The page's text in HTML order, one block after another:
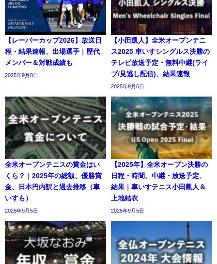
【レーバーカップ2026】放送日
程・結果速報、出場選手｜歴代
メンバー＆対戦成績も
2025年9月8日
【小田凱人】全米オープンテニ
ス2025 車いすシングルス決勝の
テレビ放送予定・無料中継(ライ
ブ/見逃し配信)、結果速報
2025年9月6日
全米オープンテニスの賞金はい
くら？｜2025年の総額、優勝賞
金、日本円内訳と過去推移（車
いすも）
2025年9月5日
【2025年】全米オープン決勝の
日程・時間、中継・放送予定、
結果｜車いすテニス小田凱人＆
上地結衣
2025年9月5日